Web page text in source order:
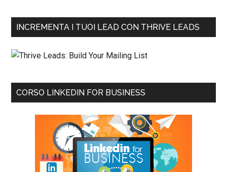
INCREMENTA I TUOI LEAD CON THRIVE LEADS
CORSO LINKEDIN FOR BUSINESS